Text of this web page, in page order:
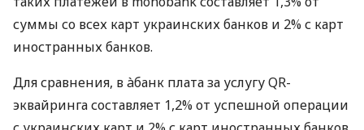
суммы со всех карт украинских банков и 2% с карт
иностранных банков.
Для сравнения, в àбанк плата за услугу QR-
эквайринга составляет 1,2% от успешной операции